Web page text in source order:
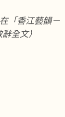
「香江藝韻－
全文）